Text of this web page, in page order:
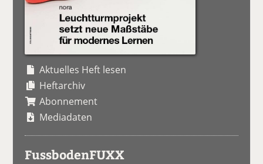
Aktuelles Heft lesen
Heftarchiv
Abonnement
Mediadaten
FussbodenFUXX